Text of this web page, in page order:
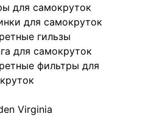
для самокруток
для самокруток
гильзы
для самокруток
фильтры для
Virginia